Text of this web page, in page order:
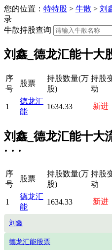
您的位置： 特特股 > 牛散 > 刘
录
牛散持股查询
刘鑫_德龙汇能十大
序
号
股票
持股数量(万
股)
持股
动
1
德龙汇
能
1634.33 新进
刘鑫_德龙汇能十大
· · ·
序
号
股票
持股数量(万
股)
持股
动
1
德龙汇
能
1634.33 新进
刘鑫
德龙汇能股票